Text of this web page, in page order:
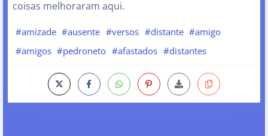
coisas melhoraram aqui.
#amizade #ausente #versos #distante #amigo
#amigos #pedroneto #afastados #distantes